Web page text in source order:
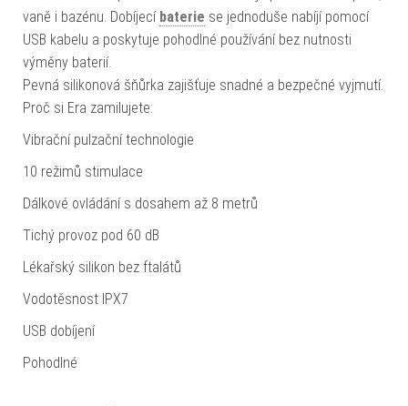
vaně i bazénu. Dobíjecí baterie se jednoduše nabíjí pomocí
USB kabelu a poskytuje pohodlné používání bez nutnosti
výměny baterií.
Pevná silikonová šňůrka zajišťuje snadné a bezpečné vyjmutí.
Proč si Era zamilujete:
Vibrační pulzační technologie
10 režimů stimulace
Dálkové ovládání s dosahem až 8 metrů
Tichý provoz pod 60 dB
Lékařský silikon bez ftalátů
Vodotěsnost IPX7
USB dobíjení
Pohodlné